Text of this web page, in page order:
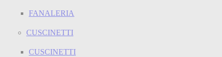
FANALERIA
CUSCINETTI
CUSCINETTI